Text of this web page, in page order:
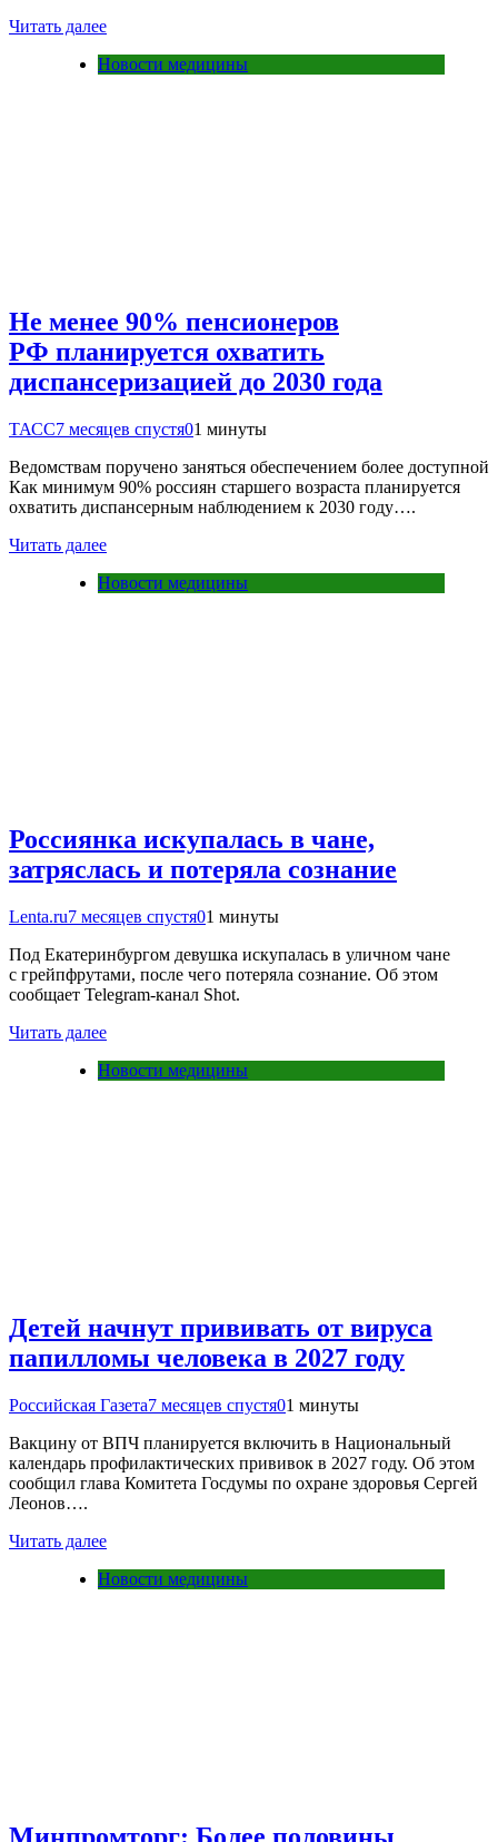
Читать далее
Новости медицины
Не менее 90% пенсионеров
РФ планируется охватить
диспансеризацией до 2030 года
ТАСС7 месяцев спустя01 минуты
Ведомствам поручено заняться обеспечением более доступной
Как минимум 90% россиян старшего возраста планируется
охватить диспансерным наблюдением к 2030 году….
Читать далее
Новости медицины
Россиянка искупалась в чане,
затряслась и потеряла сознание
Lenta.ru7 месяцев спустя01 минуты
Под Екатеринбургом девушка искупалась в уличном чане
с грейпфрутами, после чего потеряла сознание. Об этом
сообщает Telegram-канал Shot.
Читать далее
Новости медицины
Детей начнут прививать от вируса
папилломы человека в 2027 году
Российская Газета7 месяцев спустя01 минуты
Вакцину от ВПЧ планируется включить в Национальный
календарь профилактических прививок в 2027 году. Об этом
сообщил глава Комитета Госдумы по охране здоровья Сергей
Леонов….
Читать далее
Новости медицины
Минпромторг: Более половины